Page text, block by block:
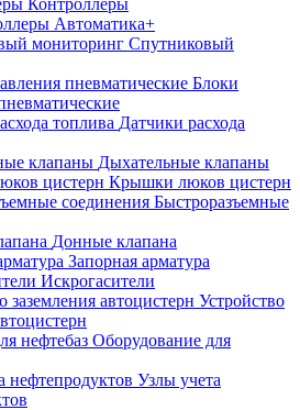
Контроллеры
Автоматика+
Спутниковый
Блоки
Датчики расхода
Дыхательные клапаны
Крышки люков цистерн
Быстроразъемные
Донные клапана
Запорная арматура
Искрогасители
Устройство
Оборудование для
Узлы учета